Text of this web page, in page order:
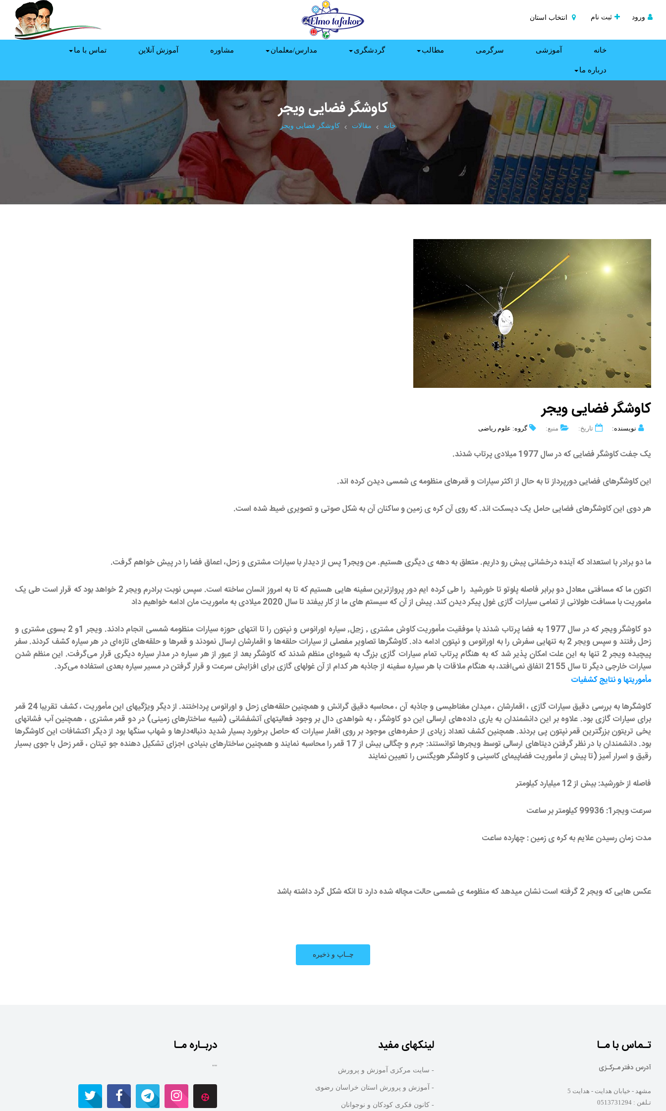
ورود ثبت نام انتخاب استان
خانه آموزشی سرگرمی مطالب گردشگری مدارس/معلمان مشاوره آموزش آنلاین تماس با ما
درباره ما
کاوشگر فضایی ویجر
خانه مقالات کاوشگر فضایی ویجر
کاوشگر فضایی ویجر
نویسنده: تاریخ: منبع: گروه: علوم ریاضی
یک جفت کاوشگر فضایی که در سال 1977 میلادی پرتاب شدند.
این کاوشگرهای فضایی دورپرداز تا به حال از اکثر سیارات و قمرهای منظومه ی شمسی دیدن کرده اند.
هر دوی این کاوشگرهای فضایی حامل یک دیسکت اند. که روی آن کره ی زمین و ساکنان آن به شکل صوتی و تصویری ضیط شده است.
ما دو برادر با استعداد که آینده درخشانی پیش رو داریم. متعلق به دهه ی دیگری هستیم. من ویجر1 پس از دیدار با سیارات مشتری و زحل، اعماق فضا را در پیش خواهم گرفت.
اکنون ما که مسافتی معادل دو برابر فاصله پلوتو تا خورشید را طی کرده ایم دور پروازترین سفینه هایی هستیم که تا به امروز انسان ساخته است. سپس نوبت برادرم ویجر 2 خواهد بود که قرار است طی یک
ماموریت با مسافت طولانی از تمامی سیارات گازی غول پیکر دیدن کند. پیش از آن که سیستم های ما از کار بیفتد تا سال 2020 میلادی به ماموریت مان ادامه خواهیم داد
دو کاوشگر ویجر که در سال 1977 به فضا پرتاب شدند با موفقیت مأموریت کاوش مشتری ٬ زحل
٬ سیاره اورانوس و نپتون را تا انتهای حوزه سیارات منظومه شمسی انجام دادند. ویجر 1و 2 بسوی مشتری و
زحل رفتند و سپس ویجر 2 به تنهایی سفرش را به اورانوس و نپتون ادامه داد. کاوشگرها تصاویر مفصلی از سیارات حلقه‌ها و اقمارشان ارسال نمودند و قمرها و حلقه‌های تازه‌ای در هر سیاره کشف کردند. سفر
پیچیده ویجر 2 تنها به این علت امکان پذیر شد که به هنگام پرتاب تمام سیارات گازی بزرگ به شیوه‌ای منظم شدند که کاوشگر بعد از عبور از هر سیاره در مدار سیاره دیگری قرار می‌گرفت. این منظم شدن
سیارات خارجی دیگر تا سال 2155 اتفاق نمی‌افتد، به هنگام ملاقات با هر سیاره سفینه از جاذبه هر کدام از آن غولهای گازی برای افزایش سرعت و قرار گرفتن در مسیر سیاره بعدی استفاده می‌کرد.
مأموریتها و نتایج کشفیات
کاوشگرها به بررسی دقیق سیارات گازی ، اقمارشان ، میدان مغناطیسی و جاذبه آن ، محاسبه دقیق گرانش و همچنین حلقه‌های زحل و اورانوس پرداختند. از دیگر ویژگیهای این مأموریت ، کشف تقریبا 24 قمر
برای سیارات گازی بود. علاوه بر این دانشمندان به یاری داده‌های ارسالی این دو کاوشگر ، به شواهدی دال بر وجود فعالیتهای آتشفشانی (شبیه ساختارهای زمینی) در دو قمر مشتری ، همچنین آب فشانهای
یخی تریتون بزرگترین قمر نپتون پی بردند. همچنین کشف تعداد زیادی از حفره‌های موجود بر روی اقمار سیارات که حاصل برخورد بسیار شدید دنباله‌دارها و شهاب سنگها بود از دیگر اکتشافات این کاوشگرها
بود. دانشمندان با در نظر گرفتن دیتاهای ارسالی توسط ویجرها توانستند: جرم و چگالی بیش از 17 قمر را محاسبه نمایند و همچنین ساختارهای بنیادی اجزای تشکیل دهنده جو تیتان ، قمر زحل با جوی بسیار
رقیق و اسرار آمیز (تا پیش از مأموریت فضاپیمای کاسینی و کاوشگر هویگنس را تعیین نمایند
فاصله از خورشید: بیش از 12 میلیارد کیلومتر
سرعت ویجر1: 99936 کیلومتر بر ساعت
مدت زمان رسیدن علایم به کره ی زمین : چهارده ساعت
عکس هایی که ویجر 2 گرفته است نشان میدهد که منظومه ی شمسی حالت مچاله شده دارد تا انکه شکل گرد داشته باشد
دربـاره مـا
""
لینکهای مفید
- سایت مرکزی آموزش و پرورش
- آموزش و پرورش استان خراسان رضوی
- کانون فکری کودکان و نوجوانان
تـماس با مـا
آدرس دفتر مـرکـزی
مشهد - خیابان هدایت - هدایت 5
تـلفن : 0513731294